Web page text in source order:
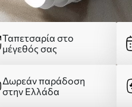
Ταπετσαρία στο
μέγεθός σας
Δωρεάν παράδοση
στην Ελλάδα